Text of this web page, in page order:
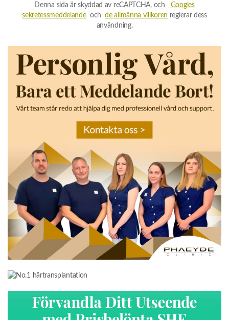
Denna sida är skyddad av reCAPTCHA, och
Googles
sekretessmeddelandeochde allmänna villkoren reglerar dess
användning.